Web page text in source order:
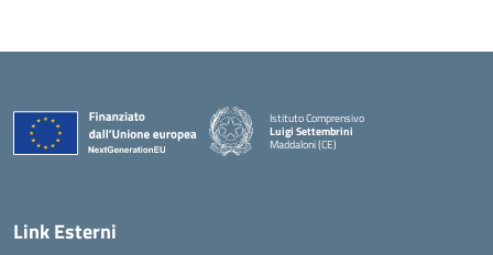
Istituto Comprensivo
Luigi Settembrini
Maddaloni (CE)
Link Esterni